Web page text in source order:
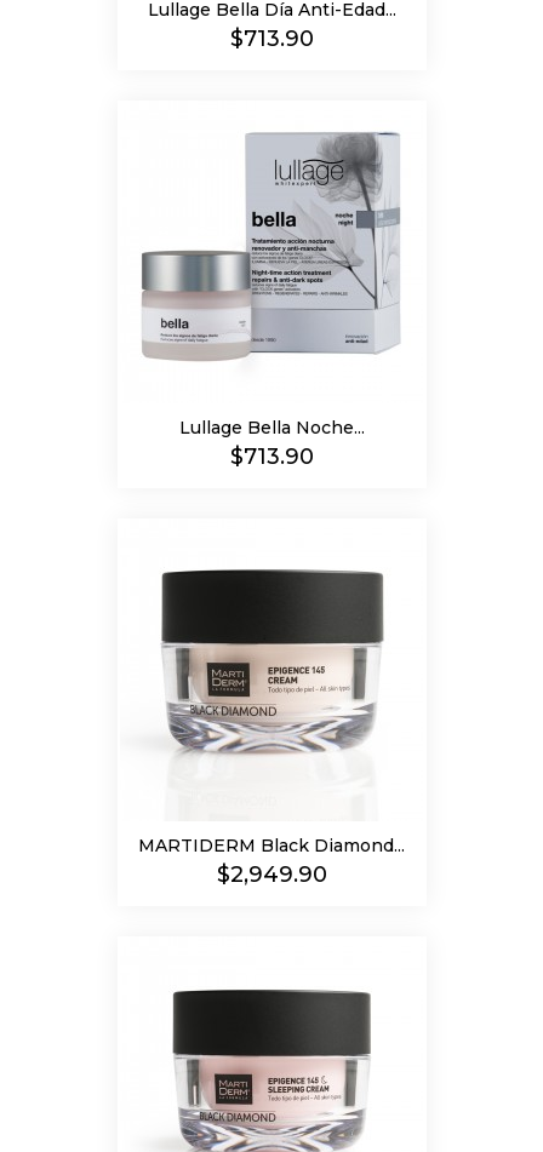
Lullage Bella Día Anti-Edad...
Precio
$713.90
Lullage Bella Noche...
Precio
$713.90
MARTIDERM Black Diamond...
Precio
$2,949.90